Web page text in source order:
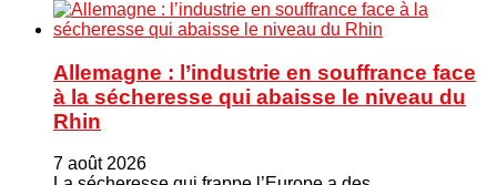
Allemagne : l’industrie en souffrance face
à la sécheresse qui abaisse le niveau du
Rhin
7 août 2026